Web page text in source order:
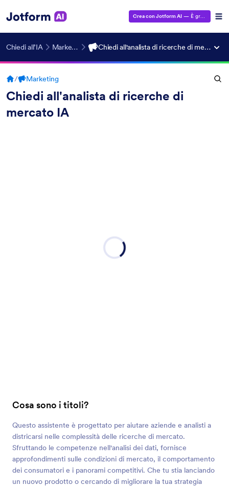
Crea con Jotform AI — È gratuito!
Chiedi all’IA Marketing Chiedi all'analista di ricerche di mercato IA
/ Marketing
Chiedi all'analista di ricerche di
mercato IA
Cosa sono i titoli?
Questo assistente è progettato per aiutare aziende e analisti a
districarsi nelle complessità delle ricerche di mercato.
Sfruttando le competenze nell'analisi dei dati, fornisce
approfondimenti sulle condizioni di mercato, il comportamento
dei consumatori e i panorami competitivi. Che tu stia lanciando
un nuovo prodotto o cercando di migliorare la tua strategia